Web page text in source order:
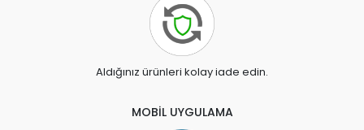
Aldığınız ürünleri kolay iade edin.
MOBİL UYGULAMA